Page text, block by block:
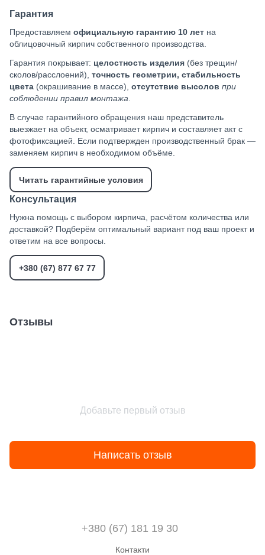
Гарантия
Предоставляем официальную гарантию 10 лет на
облицовочный кирпич собственного производства.
Гарантия покрывает: целостность изделия (без трещин/
сколов/расслоений), точность геометрии, стабильность
цвета (окрашивание в массе), отсутствие высолов при
соблюдении правил монтажа.
В случае гарантийного обращения наш представитель
выезжает на объект, осматривает кирпич и составляет акт с
фотофиксацией. Если подтвержден производственный брак —
заменяем кирпич в необходимом объёме.
Читать гарантийные условия
Консультация
Нужна помощь с выбором кирпича, расчётом количества или
доставкой? Подберём оптимальный вариант под ваш проект и
ответим на все вопросы.
+380 (67) 877 67 77
Отзывы
Добавьте первый отзыв
Написать отзыв
+380 (67) 181 19 30
Контакти